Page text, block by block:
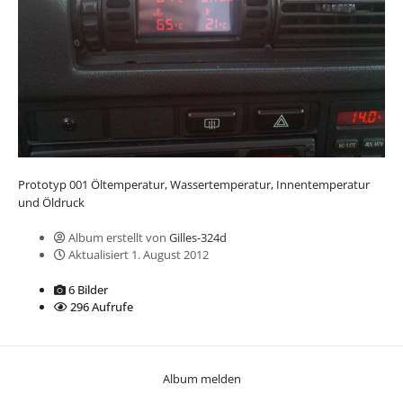
Prototyp 001 Öltemperatur, Wassertemperatur, Innentemperatur
und Öldruck
Album erstellt von Gilles-324d
Aktualisiert 1. August 2012
6 Bilder
296 Aufrufe
Album melden